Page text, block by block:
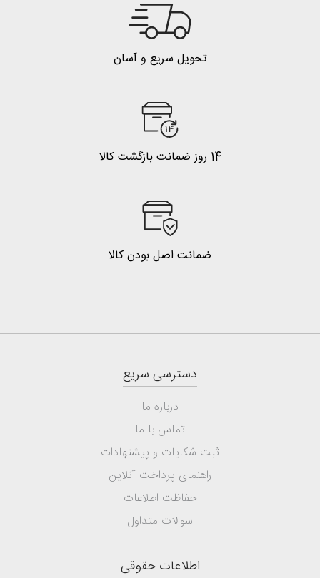
تحویل سریع و آسان
14 روز ضمانت بازگشت کالا
ضمانت اصل بودن کالا
دسترسی سریع
درباره ما
تماس با ما
ثبت شکایات و پیشنهادات
راهنمای پرداخت آنلاین
حفاظت اطلاعات
سوالات متداول
اطلاعات حقوقی